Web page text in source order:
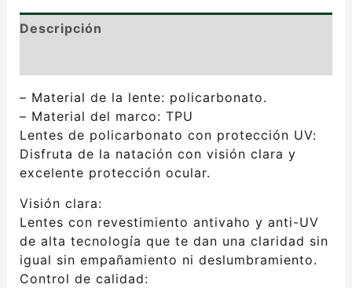
Descripción
– Material de la lente: policarbonato.
– Material del marco: TPU
Lentes de policarbonato con protección UV:
Disfruta de la natación con visión clara y
excelente protección ocular.
Visión clara:
Lentes con revestimiento antivaho y anti-UV
de alta tecnología que te dan una claridad sin
igual sin empañamiento ni deslumbramiento.
Control de calidad: